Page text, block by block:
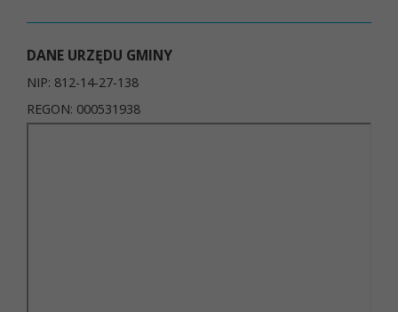
DANE URZĘDU GMINY
NIP: 812-14-27-138
REGON: 000531938